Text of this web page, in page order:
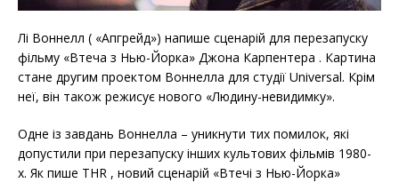
Лі Воннелл ( «Апгрейд») напише сценарій для перезапуску
фільму «Втеча з Нью-Йорка» Джона Карпентера . Картина
стане другим проектом Воннелла для студії Universal. Крім
неї, він також режисує нового «Людину-невидимку».
Одне із завдань Воннелла – уникнути тих помилок, які
допустили при перезапуску інших культових фільмів 1980-
х. Як пише THR , новий сценарій «Втечі з Нью-Йорка»